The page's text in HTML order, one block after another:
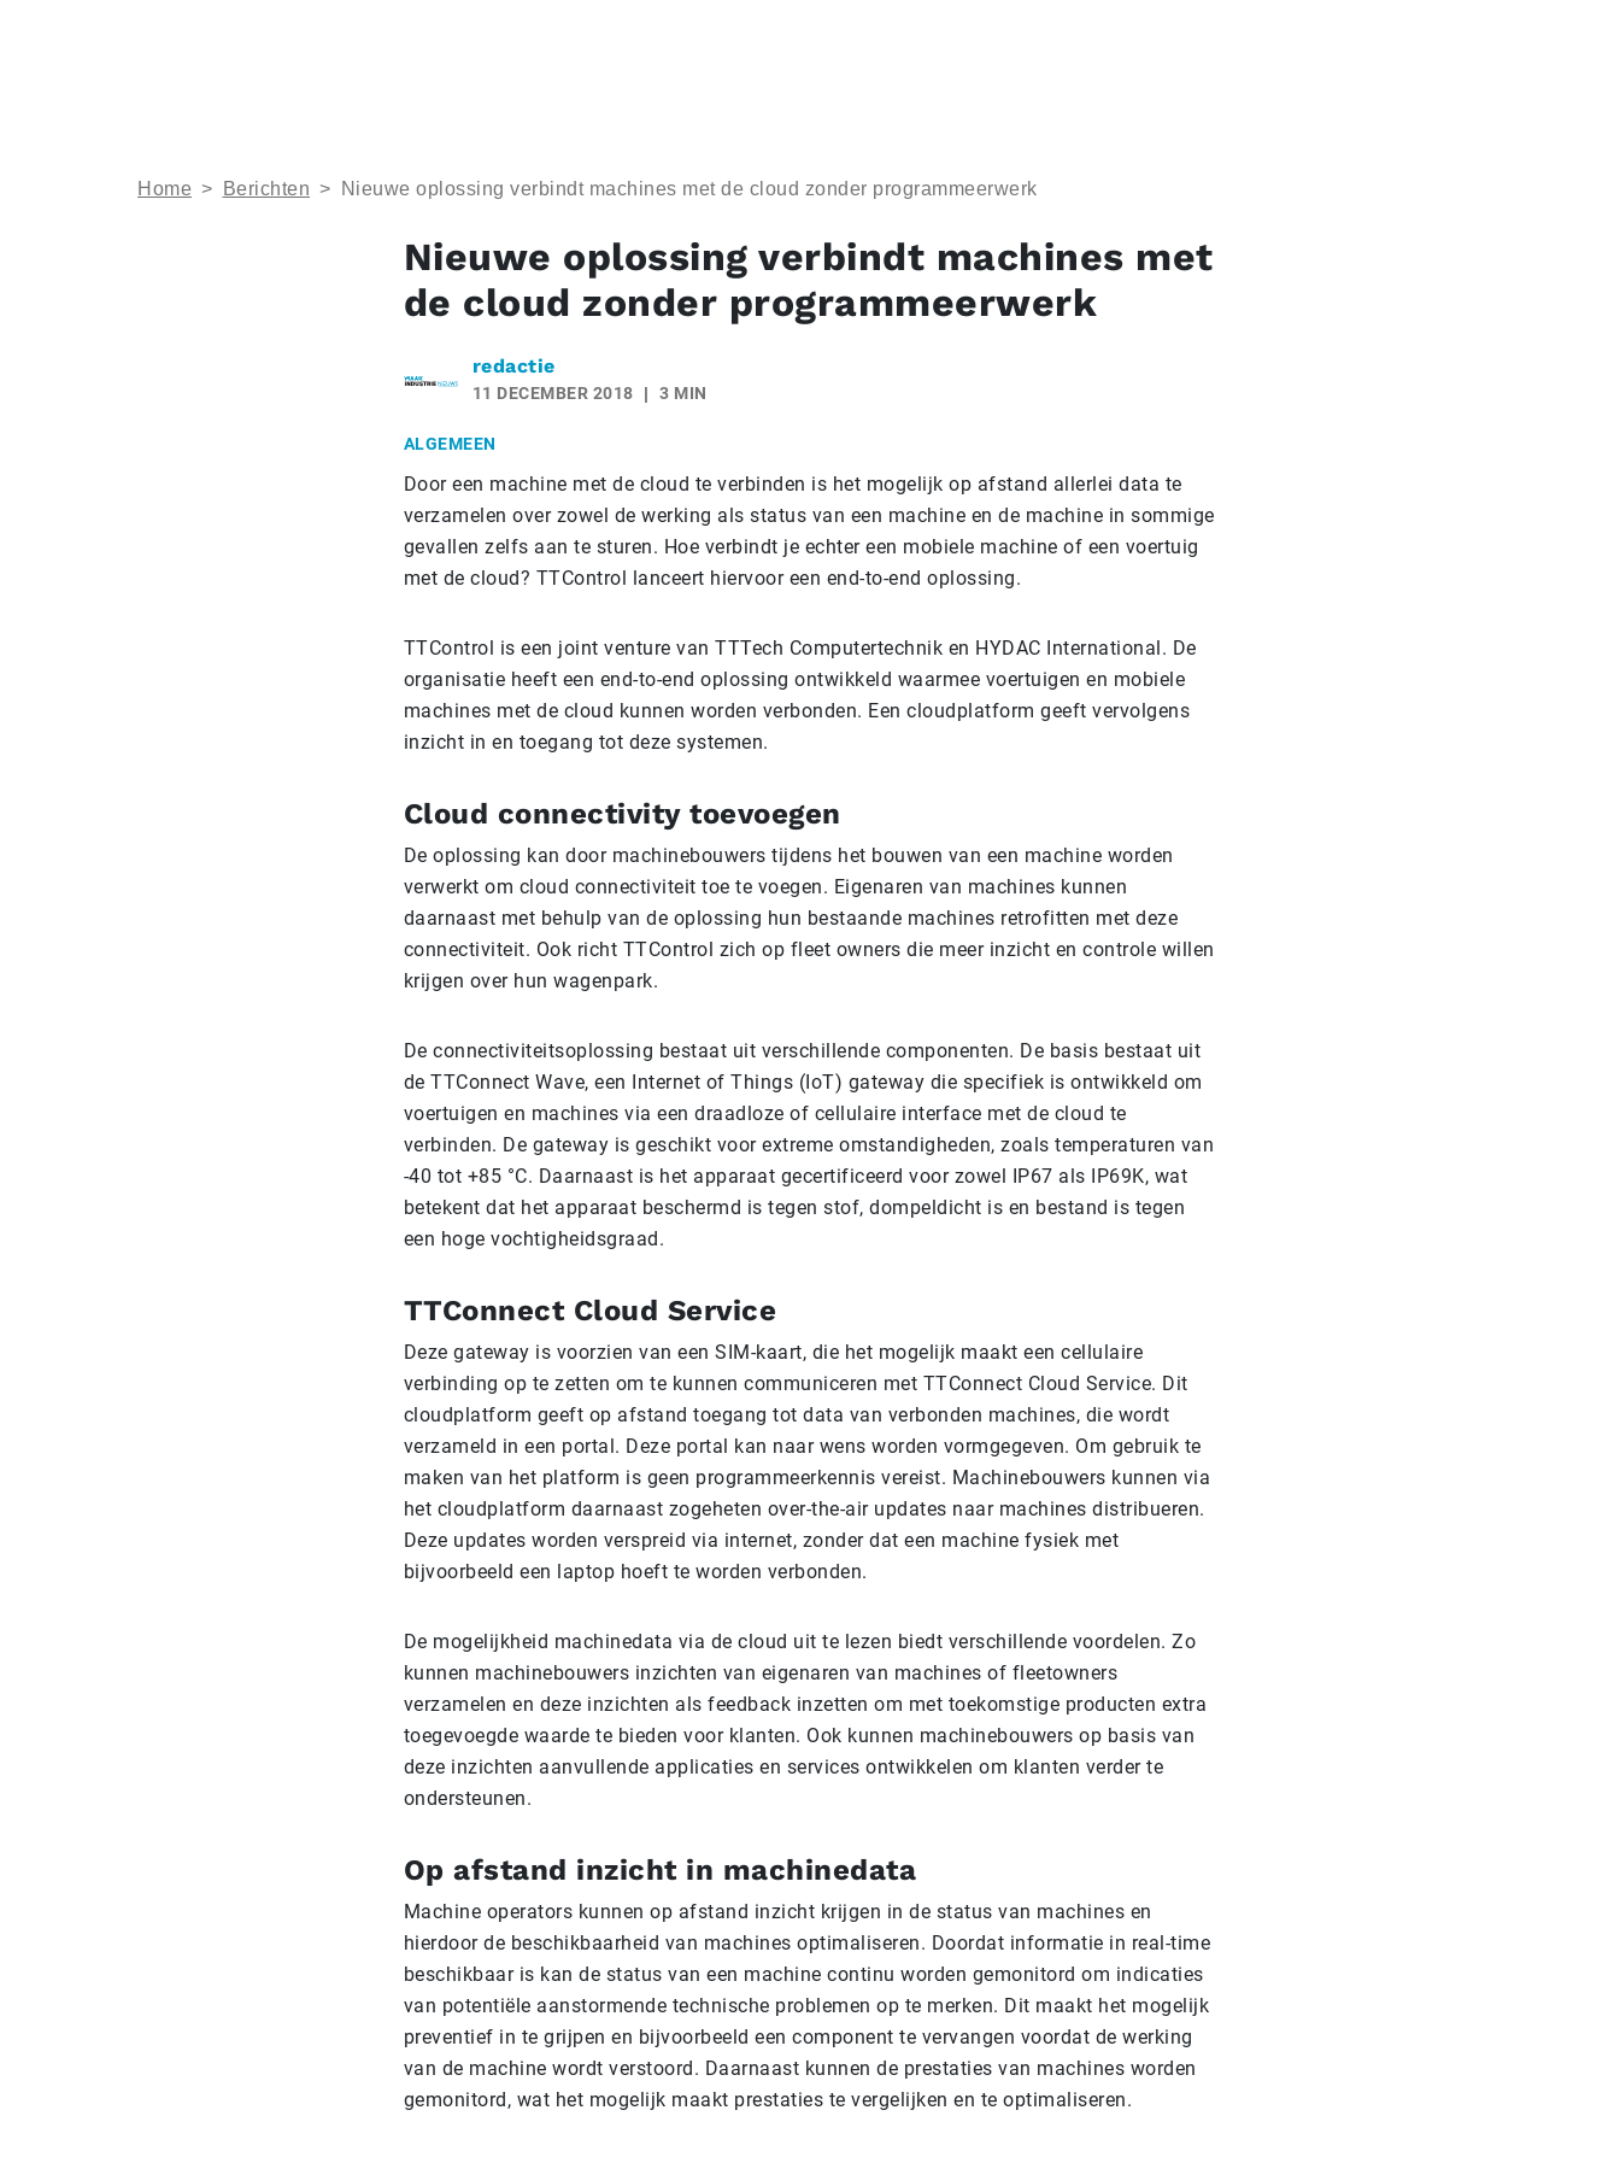
Home > Berichten > Nieuwe oplossing verbindt machines met de cloud zonder programmeerwerk
Nieuwe oplossing verbindt machines met
de cloud zonder programmeerwerk
redactie
11 DECEMBER 2018 3 MIN
ALGEMEEN
Door een machine met de cloud te verbinden is het mogelijk op afstand allerlei data te
verzamelen over zowel de werking als status van een machine en de machine in sommige
gevallen zelfs aan te sturen. Hoe verbindt je echter een mobiele machine of een voertuig
met de cloud? TTControl lanceert hiervoor een end-to-end oplossing.
TTControl is een joint venture van TTTech Computertechnik en HYDAC International. De
organisatie heeft een end-to-end oplossing ontwikkeld waarmee voertuigen en mobiele
machines met de cloud kunnen worden verbonden. Een cloudplatform geeft vervolgens
inzicht in en toegang tot deze systemen.
Cloud connectivity toevoegen
De oplossing kan door machinebouwers tijdens het bouwen van een machine worden
verwerkt om cloud connectiviteit toe te voegen. Eigenaren van machines kunnen
daarnaast met behulp van de oplossing hun bestaande machines retrofitten met deze
connectiviteit. Ook richt TTControl zich op fleet owners die meer inzicht en controle willen
krijgen over hun wagenpark.
De connectiviteitsoplossing bestaat uit verschillende componenten. De basis bestaat uit
de TTConnect Wave, een Internet of Things (IoT) gateway die specifiek is ontwikkeld om
voertuigen en machines via een draadloze of cellulaire interface met de cloud te
verbinden. De gateway is geschikt voor extreme omstandigheden, zoals temperaturen van
-40 tot +85 °C. Daarnaast is het apparaat gecertificeerd voor zowel IP67 als IP69K, wat
betekent dat het apparaat beschermd is tegen stof, dompeldicht is en bestand is tegen
een hoge vochtigheidsgraad.
TTConnect Cloud Service
Deze gateway is voorzien van een SIM-kaart, die het mogelijk maakt een cellulaire
verbinding op te zetten om te kunnen communiceren met TTConnect Cloud Service. Dit
cloudplatform geeft op afstand toegang tot data van verbonden machines, die wordt
verzameld in een portal. Deze portal kan naar wens worden vormgegeven. Om gebruik te
maken van het platform is geen programmeerkennis vereist. Machinebouwers kunnen via
het cloudplatform daarnaast zogeheten over-the-air updates naar machines distribueren.
Deze updates worden verspreid via internet, zonder dat een machine fysiek met
bijvoorbeeld een laptop hoeft te worden verbonden.
De mogelijkheid machinedata via de cloud uit te lezen biedt verschillende voordelen. Zo
kunnen machinebouwers inzichten van eigenaren van machines of fleetowners
verzamelen en deze inzichten als feedback inzetten om met toekomstige producten extra
toegevoegde waarde te bieden voor klanten. Ook kunnen machinebouwers op basis van
deze inzichten aanvullende applicaties en services ontwikkelen om klanten verder te
ondersteunen.
Op afstand inzicht in machinedata
Machine operators kunnen op afstand inzicht krijgen in de status van machines en
hierdoor de beschikbaarheid van machines optimaliseren. Doordat informatie in real-time
beschikbaar is kan de status van een machine continu worden gemonitord om indicaties
van potentiële aanstormende technische problemen op te merken. Dit maakt het mogelijk
preventief in te grijpen en bijvoorbeeld een component te vervangen voordat de werking
van de machine wordt verstoord. Daarnaast kunnen de prestaties van machines worden
gemonitord, wat het mogelijk maakt prestaties te vergelijken en te optimaliseren.